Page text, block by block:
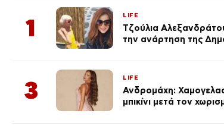
1 LIFE
Τζούλια
την ανάρτηση της
3 LIFE
Ανδρομάχη:
μπικίνι μετά τον